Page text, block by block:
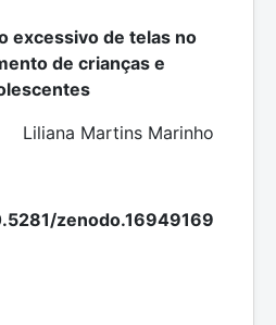
excessivo de telas no
de crianças e
Liliana Martins Marinho
zenodo.16949169